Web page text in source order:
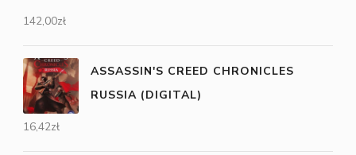
142,00zł
ASSASSIN'S CREED CHRONICLES
RUSSIA (DIGITAL)
16,42zł